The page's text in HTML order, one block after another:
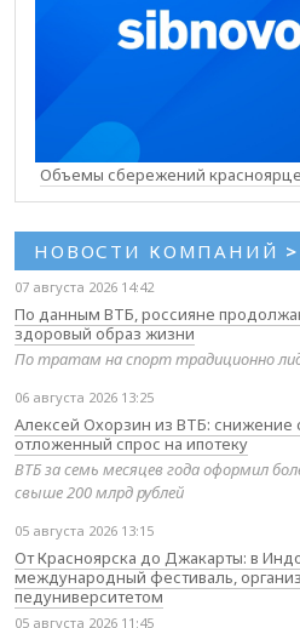
Объемы сбережений
НОВОСТИ КОМПАНИЙ >
07 августа 2026 14:42
По данным ВТБ, россияне
здоровый образ жизни
По тратам на спорт традиционно
06 августа 2026 13:25
Алексей Охорзин из ВТБ: снижение
отложенный спрос на ипотеку
ВТБ за семь месяцев года оформил
свыше 200 млрд рублей
05 августа 2026 13:15
От Красноярска до Джакарты: в
международный фестиваль,
педуниверситетом
05 августа 2026 11:45